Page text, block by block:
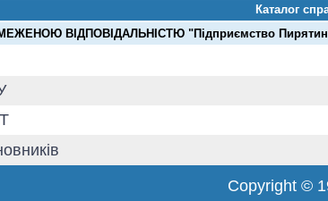
Каталог
ВІДПОВІДАЛЬНІСТЮ "Підприємство
Copyright ©